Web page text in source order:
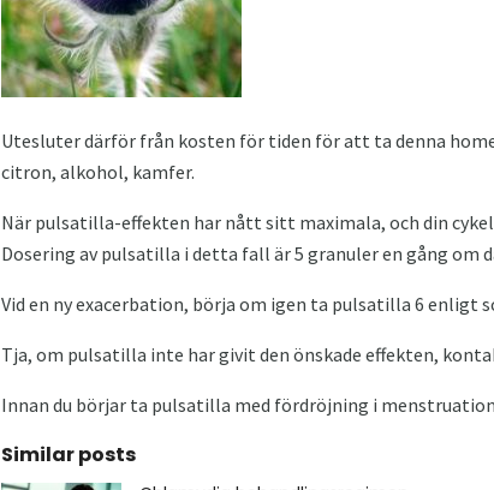
Utesluter därför från kosten för tiden för att ta denna
citron, alkohol, kamfer.
När pulsatilla-effekten har nått sitt maximala, och din
Dosering av pulsatilla i detta fall är 5 granuler en gång om
Vid en ny exacerbation, börja om igen ta pulsatilla 6 enligt
Tja, om pulsatilla inte har givit den önskade effekten,
Innan du börjar ta pulsatilla med fördröjning i
Similar posts